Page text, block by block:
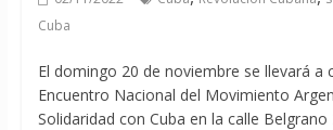
Cuba
El domingo 20 de noviembre se llevará a
Encuentro Nacional del Movimiento
Solidaridad con Cuba en la calle